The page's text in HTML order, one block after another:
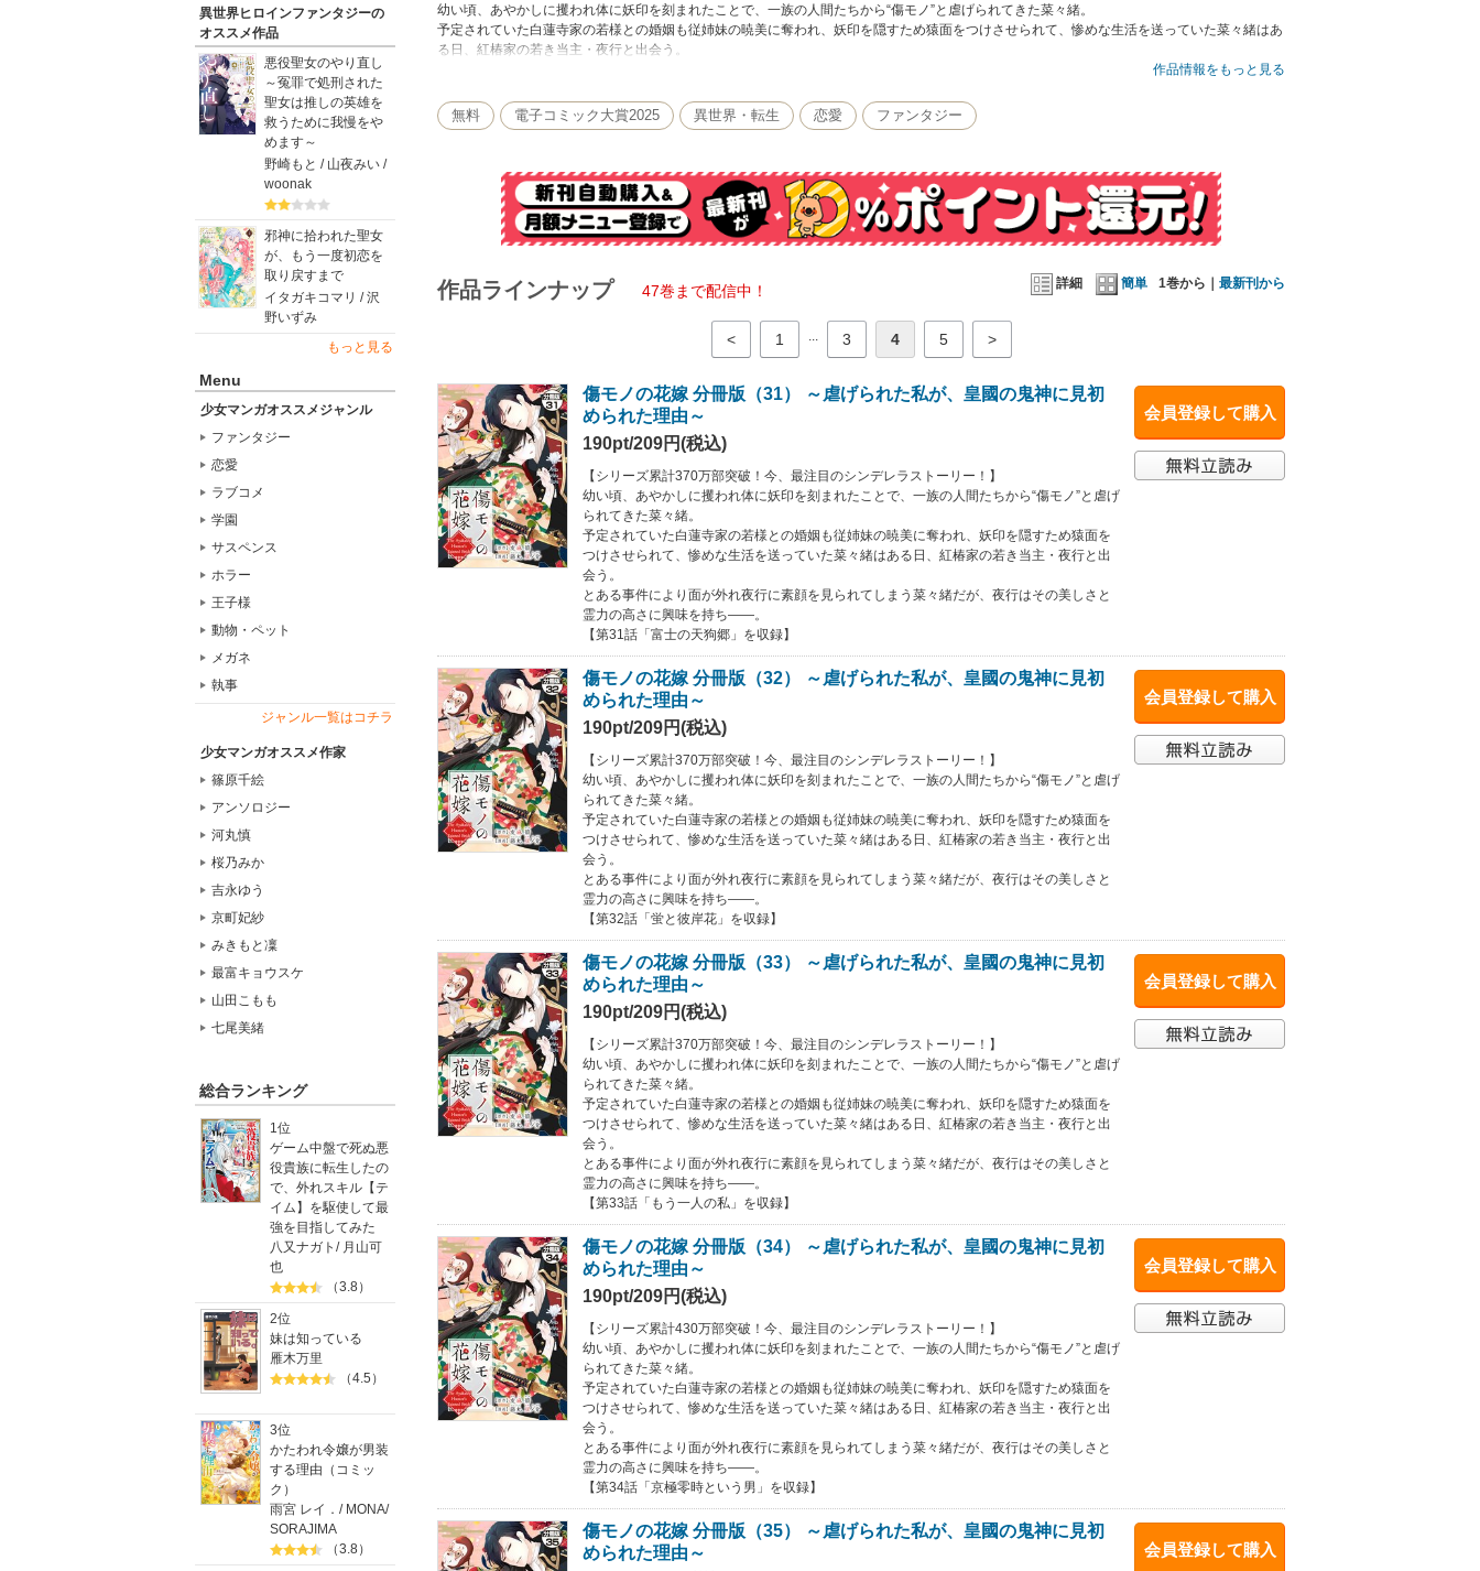
異世界ヒロインファンタジーの
オススメ作品
悪役聖女のやり直し
～冤罪で処刑された
聖女は推しの英雄を
救うために我慢をや
めます～
野崎もと / 山夜みい /
woonak
邪神に拾われた聖女
が、もう一度初恋を
取り戻すまで
イタガキコマリ / 沢
野いずみ
もっと見る
Menu
少女マンガオススメジャンル
ファンタジー
恋愛
ラブコメ
学園
サスペンス
ホラー
王子様
動物・ペット
メガネ
執事
ジャンル一覧はコチラ
少女マンガオススメ作家
篠原千絵
アンソロジー
河丸慎
桜乃みか
吉永ゆう
京町妃紗
みきもと凜
最富キョウスケ
山田こもも
七尾美緒
総合ランキング
1位
ゲーム中盤で死ぬ悪
役貴族に転生したの
で、外れスキル【テ
イム】を駆使して最
強を目指してみた
八又ナガト / 月山可
也
（3.8）
2位
妹は知っている
雁木万里
（4.5）
3位
かたわれ令嬢が男装
する理由（コミッ
ク）
雨宮 レイ． / MONA/
SORAJIMA
（3.8）
幼い頃、あやかしに攫われ体に妖印を刻まれたことで、一族の人間たちから“傷モノ”と虐げられてきた菜々緒。
予定されていた白蓮寺家の若様との婚姻も従姉妹の暁美に奪われ、妖印を隠すため猿面をつけさせられて、惨めな生活を送っていた菜々緒はあ
る日、紅椿家の若き当主・夜行と出会う。
作品情報をもっと見る
無料 電子コミック大賞2025 異世界・転生 恋愛 ファンタジー
詳細 簡単 1巻から｜ 最新刊から
作品ラインナップ 47巻まで配信中！
< 1 ... 3 4 5 >
会員登録して購入
傷モノの花嫁 分冊版（31） ～虐げられた私が、皇國の鬼神に見初
められた理由～
190pt/209円(税込)
【シリーズ累計370万部突破！今、最注目のシンデレラストーリー！】
幼い頃、あやかしに攫われ体に妖印を刻まれたことで、一族の人間たちから“傷モノ”と虐げ
られてきた菜々緒。
予定されていた白蓮寺家の若様との婚姻も従姉妹の暁美に奪われ、妖印を隠すため猿面を
つけさせられて、惨めな生活を送っていた菜々緒はある日、紅椿家の若き当主・夜行と出
会う。
とある事件により面が外れ夜行に素顔を見られてしまう菜々緒だが、夜行はその美しさと
霊力の高さに興味を持ち――。
【第31話「富士の天狗郷」を収録】
会員登録して購入
傷モノの花嫁 分冊版（32） ～虐げられた私が、皇國の鬼神に見初
められた理由～
190pt/209円(税込)
【シリーズ累計370万部突破！今、最注目のシンデレラストーリー！】
幼い頃、あやかしに攫われ体に妖印を刻まれたことで、一族の人間たちから“傷モノ”と虐げ
られてきた菜々緒。
予定されていた白蓮寺家の若様との婚姻も従姉妹の暁美に奪われ、妖印を隠すため猿面を
つけさせられて、惨めな生活を送っていた菜々緒はある日、紅椿家の若き当主・夜行と出
会う。
とある事件により面が外れ夜行に素顔を見られてしまう菜々緒だが、夜行はその美しさと
霊力の高さに興味を持ち――。
【第32話「蛍と彼岸花」を収録】
会員登録して購入
傷モノの花嫁 分冊版（33） ～虐げられた私が、皇國の鬼神に見初
められた理由～
190pt/209円(税込)
【シリーズ累計370万部突破！今、最注目のシンデレラストーリー！】
幼い頃、あやかしに攫われ体に妖印を刻まれたことで、一族の人間たちから“傷モノ”と虐げ
られてきた菜々緒。
予定されていた白蓮寺家の若様との婚姻も従姉妹の暁美に奪われ、妖印を隠すため猿面を
つけさせられて、惨めな生活を送っていた菜々緒はある日、紅椿家の若き当主・夜行と出
会う。
とある事件により面が外れ夜行に素顔を見られてしまう菜々緒だが、夜行はその美しさと
霊力の高さに興味を持ち――。
【第33話「もう一人の私」を収録】
会員登録して購入
傷モノの花嫁 分冊版（34） ～虐げられた私が、皇國の鬼神に見初
められた理由～
190pt/209円(税込)
【シリーズ累計430万部突破！今、最注目のシンデレラストーリー！】
幼い頃、あやかしに攫われ体に妖印を刻まれたことで、一族の人間たちから“傷モノ”と虐げ
られてきた菜々緒。
予定されていた白蓮寺家の若様との婚姻も従姉妹の暁美に奪われ、妖印を隠すため猿面を
つけさせられて、惨めな生活を送っていた菜々緒はある日、紅椿家の若き当主・夜行と出
会う。
とある事件により面が外れ夜行に素顔を見られてしまう菜々緒だが、夜行はその美しさと
霊力の高さに興味を持ち――。
【第34話「京極零時という男」を収録】
会員登録して購入
傷モノの花嫁 分冊版（35） ～虐げられた私が、皇國の鬼神に見初
められた理由～